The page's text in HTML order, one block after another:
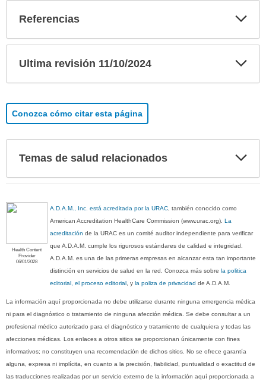
Referencias
Ultima revisión 11/10/2024
Conozca cómo citar esta página
Temas de salud relacionados
Health Content
Provider
06/01/2028
A.D.A.M., Inc. está acreditada por la URAC , también conocido como
American Accreditation HealthCare Commission (www.urac.org).La
acreditación de la URAC es un comité auditor independiente para verificar
que A.D.A.M. cumple los rigurosos estándares de calidad e integridad.
A.D.A.M. es una de las primeras empresas en alcanzar esta tan importante
distinción en servicios de salud en la red. Conozca más sobrela politica
editorial, el proceso editorial , yla poliza de privacidad de A.D.A.M.
La información aquí proporcionada no debe utilizarse durante ninguna emergencia médica
ni para el diagnóstico o tratamiento de ninguna afección médica. Se debe consultar a un
profesional médico autorizado para el diagnóstico y tratamiento de cualquiera y todas las
afecciones médicas. Los enlaces a otros sitios se proporcionan únicamente con fines
informativos; no constituyen una recomendación de dichos sitios. No se ofrece garantía
alguna, expresa ni implícita, en cuanto a la precisión, fiabilidad, puntualidad o exactitud de
las traducciones realizadas por un servicio externo de la información aquí proporcionada a